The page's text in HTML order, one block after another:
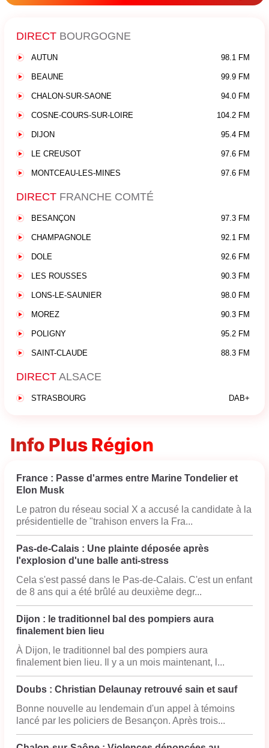
DIRECT BOURGOGNE
AUTUN 98.1 FM
BEAUNE 99.9 FM
CHALON-SUR-SAONE 94.0 FM
COSNE-COURS-SUR-LOIRE 104.2 FM
DIJON 95.4 FM
LE CREUSOT 97.6 FM
MONTCEAU-LES-MINES 97.6 FM
DIRECT FRANCHE COMTÉ
BESANÇON 97.3 FM
CHAMPAGNOLE 92.1 FM
DOLE 92.6 FM
LES ROUSSES 90.3 FM
LONS-LE-SAUNIER 98.0 FM
MOREZ 90.3 FM
POLIGNY 95.2 FM
SAINT-CLAUDE 88.3 FM
DIRECT ALSACE
STRASBOURG DAB+
Info Plus Région
France : Passe d'armes entre Marine Tondelier et
Elon Musk
Le patron du réseau social X a accusé la candidate à la
présidentielle de "trahison envers la Fra...
Pas-de-Calais : Une plainte déposée après
l'explosion d'une balle anti-stress
Cela s'est passé dans le Pas-de-Calais. C'est un enfant
de 8 ans qui a été brûlé au deuxième degr...
Dijon : le traditionnel bal des pompiers aura
finalement bien lieu
À Dijon, le traditionnel bal des pompiers aura
finalement bien lieu. Il y a un mois maintenant, l...
Doubs : Christian Delaunay retrouvé sain et sauf
Bonne nouvelle au lendemain d'un appel à témoins
lancé par les policiers de Besançon. Après trois...